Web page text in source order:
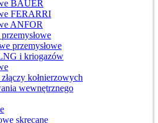
BAUER
FERARRI
ANFOR
przemysłowe
i kriogazów
kołnierzowych
wewnętrznego
skręcane